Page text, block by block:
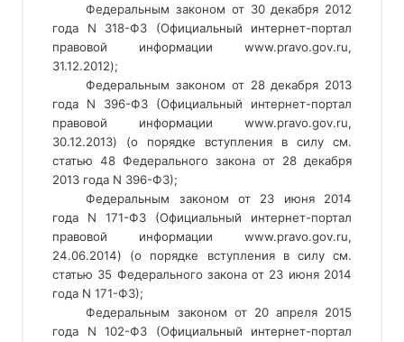
Федеральным законом от 30 декабря 2012
года N 318-ФЗ (Официальный интернет-портал
правовой информации www.pravo.gov.ru,
31.12.2012);
Федеральным законом от 28 декабря 2013
года N 396-ФЗ (Официальный интернет-портал
правовой информации www.pravo.gov.ru,
30.12.2013) (о порядке вступления в силу см.
статью 48 Федерального закона от 28 декабря
2013 года N 396-ФЗ);
Федеральным законом от 23 июня 2014
года N 171-ФЗ (Официальный интернет-портал
правовой информации www.pravo.gov.ru,
24.06.2014) (о порядке вступления в силу см.
статью 35 Федерального закона от 23 июня 2014
года N 171-ФЗ);
Федеральным законом от 20 апреля 2015
года N 102-ФЗ (Официальный интернет-портал